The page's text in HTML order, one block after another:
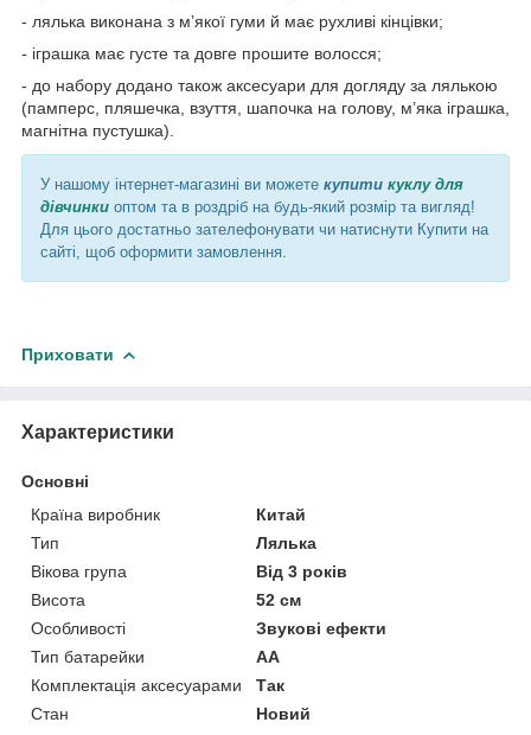
- лялька виконана з м’якої гуми й має рухливі кінцівки;
- іграшка має густе та довге прошите волосся;
- до набору додано також аксесуари для догляду за лялькою
(памперс, пляшечка, взуття, шапочка на голову, м’яка іграшка,
магнітна пустушка).
У нашому інтернет-магазині ви можете купити куклу для
дівчинки оптом та в роздріб на будь-який розмір та вигляд!
Для цього достатньо зателефонувати чи натиснути Купити на
сайті, щоб оформити замовлення.
Приховати
Характеристики
Основні
Країна виробник
Китай
Тип
Лялька
Вікова група
Від 3 років
Висота
52 см
Особливості
Звукові ефекти
Тип батарейки
АА
Комплектація аксесуарами
Так
Стан
Новий